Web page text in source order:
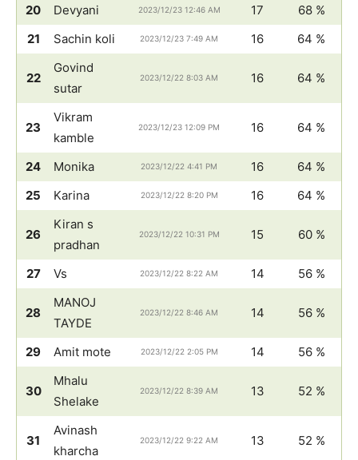
20
Devyani 2023/12/23 12:46 AM 17
68 %
21
Sachin koli 2023/12/23 7:49 AM 16 64 %
22
Govind
sutar
2023/12/22 8:03 AM 16 64 %
23
Vikram
kamble
2023/12/23 12:09 PM 16 64 %
24 Monika 2023/12/22 4:41 PM 16
64 %
25
Karina 2023/12/22 8:20 PM 16 64 %
26
Kiran s
pradhan
2023/12/22 10:31 PM 15 60 %
27 Vs 2023/12/22 8:22 AM 14 56 %
28
MANOJ
TAYDE
2023/12/22 8:46 AM 14 56 %
29 Amit mote 2023/12/22 2:05 PM 14 56 %
30
Mhalu
Shelake
2023/12/22 8:39 AM 13 52 %
31
Avinash
kharcha
2023/12/22 9:22 AM 13 52 %